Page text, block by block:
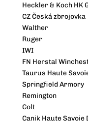
Heckler & Koch HK
CZ Česká zbrojovka
Walther
Ruger
IWI
FN Herstal
Taurus Haute
Springfield Armory
Remington
Colt
Canik Haute Savoie